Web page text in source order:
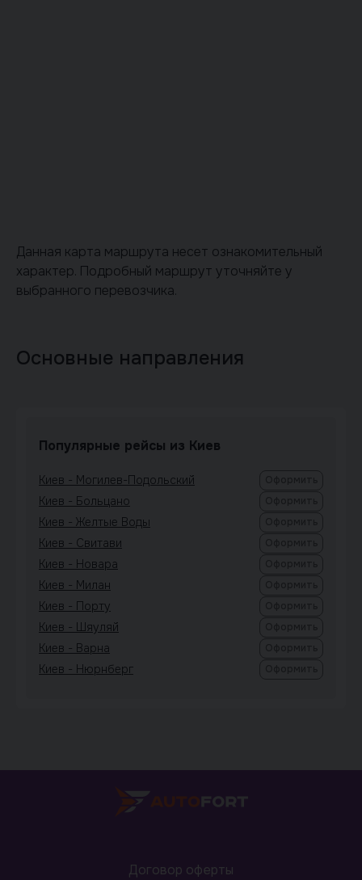
Данная карта маршрута несет ознакомительный
характер. Подробный маршрут уточняйте у
выбранного перевозчика.
Основные направления
Популярные рейсы из Киев
Киев - Могилев-Подольский
Киев - Больцано
Киев - Желтые Воды
Киев - Свитави
Киев - Новара
Киев - Милан
Киев - Порту
Киев - Шяуляй
Киев - Варна
Киев - Нюрнберг
Договор оферты